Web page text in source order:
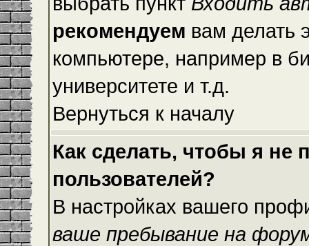
рекомендуем вам делать
компьютере, например в
университете и т.д.
Вернуться к началу
Как сделать, чтобы я не
пользователей?
В настройках вашего
ваше пребывание на